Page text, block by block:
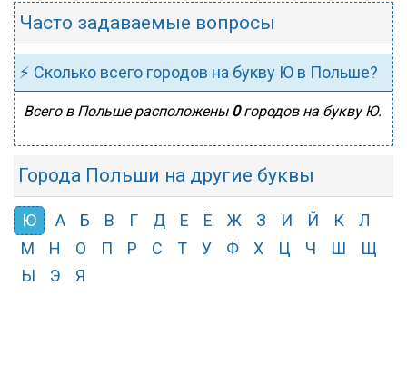
Часто задаваемые вопросы
⚡ Сколько всего городов на букву Ю в Польше?
Всего в Польше расположены 0городов на букву Ю.
Города Польши на другие буквы
Ю А Б В Г Д Е Ё Ж З И Й К
Л
М
Н О П Р С Т У Ф Х Ц Ч Ш
Щ
Ы
Э Я